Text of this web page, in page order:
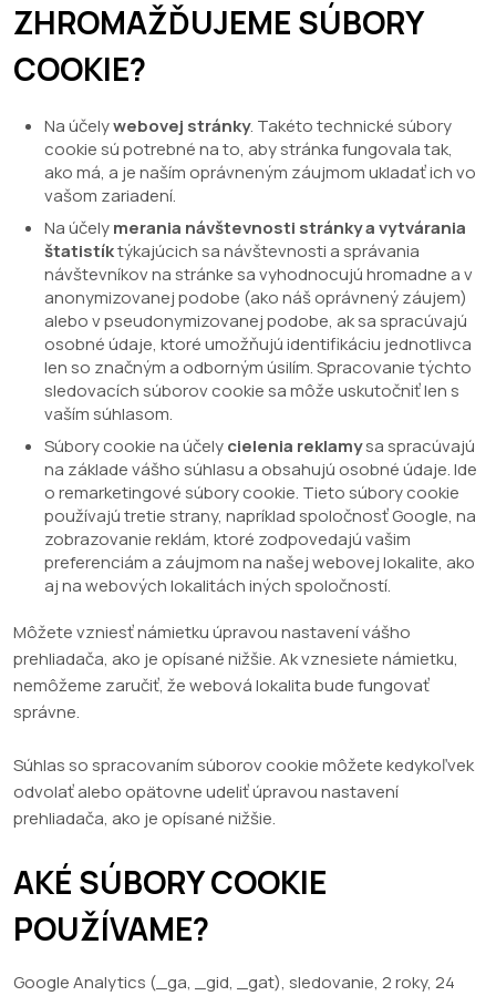
ZHROMAŽĎUJEME SÚBORY
COOKIE?
Na účelywebovej stránky. Takéto technické súbory
cookie sú potrebné na to, aby stránka fungovala tak,
ako má, a je naším oprávneným záujmom ukladať ich vo
vašom zariadení.
Na účelymerania návštevnosti stránky a vytvárania
štatistíktýkajúcich sa návštevnosti a správania
návštevníkov na stránke sa vyhodnocujú hromadne a v
anonymizovanej podobe (ako náš oprávnený záujem)
alebo v pseudonymizovanej podobe, ak sa spracúvajú
osobné údaje, ktoré umožňujú identifikáciu jednotlivca
len so značným a odborným úsilím. Spracovanie týchto
sledovacích súborov cookie sa môže uskutočniť len s
vaším súhlasom.
Súbory cookie na účelycielenia reklamysa spracúvajú
na základe vášho súhlasu a obsahujú osobné údaje. Ide
o remarketingové súbory cookie. Tieto súbory cookie
používajú tretie strany, napríklad spoločnosť Google, na
zobrazovanie reklám, ktoré zodpovedajú vašim
preferenciám a záujmom na našej webovej lokalite, ako
aj na webových lokalitách iných spoločností.
Môžete vzniesť námietku úpravou nastavení vášho
prehliadača, ako je opísané nižšie. Ak vznesiete námietku,
nemôžeme zaručiť, že webová lokalita bude fungovať
správne.
Súhlas so spracovaním súborov cookie môžete kedykoľvek
odvolať alebo opätovne udeliť úpravou nastavení
prehliadača, ako je opísané nižšie.
AKÉ SÚBORY COOKIE
POUŽÍVAME?
Google Analytics (_ga, _gid, _gat), sledovanie, 2 roky, 24